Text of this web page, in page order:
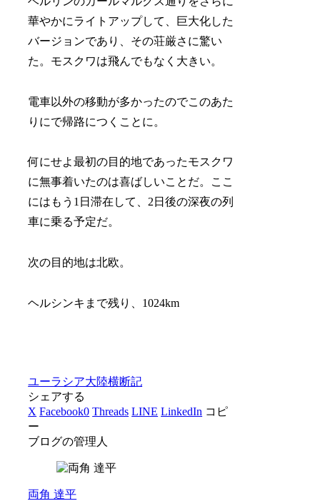
華やかにライトアップして、巨大化した
バージョンであり、その荘厳さに驚い
た。モスクワは飛んでもなく大きい。
電車以外の移動が多かったのでこのあた
りにで帰路につくことに。
何にせよ最初の目的地であったモスクワ
に無事着いたのは喜ばしいことだ。ここ
にはもう1日滞在して、2日後の深夜の列
車に乗る予定だ。
次の目的地は北欧。
ヘルシンキまで残り、1024km
ユーラシア大陸横断記
シェアする
X Facebook0 Threads LINE LinkedIn コピ
ー
ブログの管理人
両角 達平